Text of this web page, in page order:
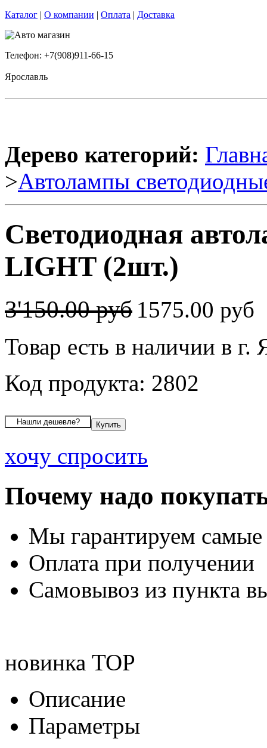
Каталог | О компании | Оплата | Доставка
Телефон: +7(908)911-66-15
Ярославль
Дерево категорий:
>Автолампы
Светодиодная
LIGHT (2шт.)
3'150.00 руб 1575.00 руб
Товар есть в наличии в г.
Код продукта: 2802
хочу спросить
Почему надо
Мы гарантируем
Оплата при получении
Самовывоз из пункта
новинка TOP
Описание
Параметры